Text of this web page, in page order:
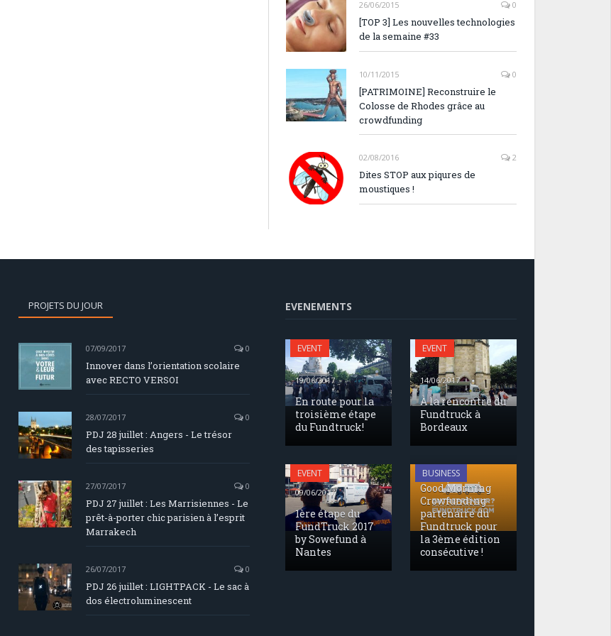
26/06/2015 0
[TOP 3] Les nouvelles technologies
de la semaine #33
10/11/2015 0
[PATRIMOINE] Reconstruire le
Colosse de Rhodes grâce au
crowdfunding
02/08/2016 2
Dites STOP aux piqures de
moustiques !
PROJETS DU JOUR
07/09/2017 0
Innover dans l’orientation scolaire
avec RECTO VERSOI
28/07/2017 0
PDJ 28 juillet : Angers - Le trésor
des tapisseries
27/07/2017 0
PDJ 27 juillet : Les Marrisiennes - Le
prêt-à-porter chic parisien à l’esprit
Marrakech
26/07/2017 0
PDJ 26 juillet : LIGHTPACK - Le sac à
dos électroluminescent
EVENEMENTS
EVENT
19/06/2017
En route pour la
troisième étape
du Fundtruck!
EVENT
14/06/2017
À la rencontre du
Fundtruck à
Bordeaux
EVENT
09/06/2017
1ère étape du
FundTruck 2017
by Sowefund à
Nantes
BUSINESS
17/05/2017
Good Morning
Crowfunding
partenaire du
Fundtruck pour
la 3ème édition
consécutive !